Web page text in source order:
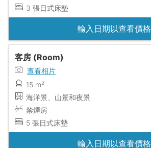
3 張日式床墊
輸入日期以查看價格
客房 (Room)
查看相片
15 m²
海洋景、山景和夜景
禁煙房
5 張日式床墊
輸入日期以查看價格